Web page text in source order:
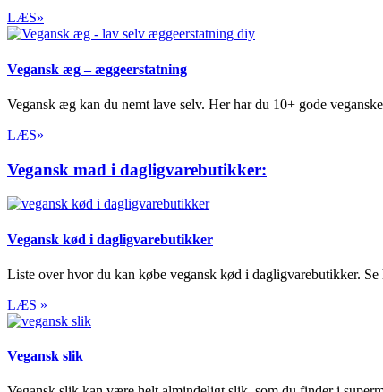
LÆS»
Vegansk æg – æggeerstatning
Vegansk æg kan du nemt lave selv. Her har du 10+ gode
LÆS»
Vegansk mad i dagligvarebutikker:
Vegansk kød i dagligvarebutikker
Liste over hvor du kan købe vegansk kød i dagligvarebutikker.
LÆS »
Vegansk slik